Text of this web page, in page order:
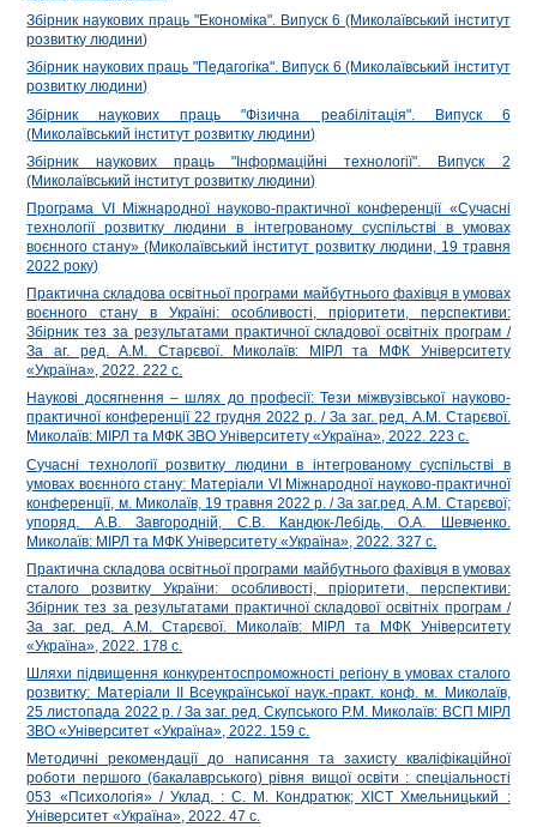
Збірник наукових праць "Економіка". Випуск 6 (Миколаївський інститут
розвитку людини)
Збірник наукових праць "Педагогіка". Випуск 6 (Миколаївський інститут
розвитку людини)
Збірник наукових праць "Фізична реабілітація". Випуск 6
(Миколаївський інститут розвитку людини)
Збірник наукових праць "Інформаційні технології". Випуск 2
(Миколаївський інститут розвитку людини)
Програма VІ Міжнародної науково-практичної конференції «Сучасні
технології розвитку людини в інтегрованому суспільстві в умовах
воєнного стану» (Миколаївський інститут розвитку людини, 19 травня
2022 року)
Практична складова освітньої програми майбутнього фахівця в умовах
воєнного стану в Україні: особливості, пріоритети, перспективи:
Збірник тез за результатами практичної складової освітніх програм /
За аг. ред. А.М. Старєвої. Миколаїв: МІРЛ та МФК Університету
«Україна», 2022. 222 с.
Наукові досягнення – шлях до професії: Тези міжвузівської науково-
практичної конференції 22 грудня 2022 р. / За заг. ред. А.М. Старєвої.
Миколаїв: МIРЛ та МФК ЗВО Університету «Україна», 2022. 223 с.
Сучасні технології розвитку людини в інтегрованому суспільстві в
умовах воєнного стану: Матеріали VІ Міжнародної науково-практичної
конференції, м. Миколаїв, 19 травня 2022 р. / За заг.ред. А.М. Старєвої;
упоряд. А.В. Завгородній, С.В. Кандюк-Лебідь, О.А. Шевченко.
Миколаїв: МІРЛ та МФК Університету «Україна», 2022. 327 с.
Практична складова освітньої програми майбутнього фахівця в умовах
сталого розвитку України: особливості, пріоритети, перспективи:
Збірник тез за результатами практичної складової освітніх програм /
За заг. ред. А.М. Старєвої. Миколаїв: МІРЛ та МФК Університету
«Україна», 2022. 178 с.
Шляхи підвищення конкурентоспроможності регіону в умовах сталого
розвитку: Матеріали ІІ Всеукраїнської наук.-практ. конф. м. Миколаїв,
25 листопада 2022 р. / За заг. ред. Скупського Р.М. Миколаїв: ВСП МІРЛ
ЗВО «Університет «Україна», 2022. 159 c.
Методичні рекомендації до написання та захисту кваліфікаційної
роботи першого (бакалаврського) рівня вищої освіти : спеціальності
053 «Психологія» / Уклад. : С. М. Кондратюк; ХІСТ Хмельницький :
Університет «Україна», 2022. 47 с.